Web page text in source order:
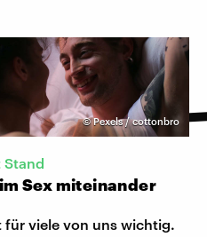
©Pexels / cottonbro
Stand
Sex miteinander
für viele von uns wichtig.